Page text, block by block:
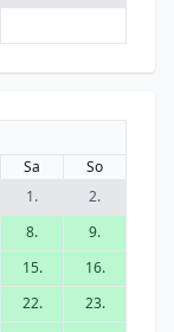
Sa
So
1.
2.
8.
9.
15.
16.
22.
23.